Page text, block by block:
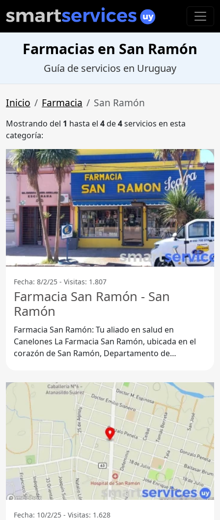
Farmacias en San Ramón
Guía de servicios en Uruguay
Inicio Farmacia San Ramón
Mostrando del 1 hasta el 4de4servicios en esta
categoría:
Fecha: 8/2/25 - Visitas: 1.807
Farmacia San Ramón - San
Ramón
Farmacia San Ramón: Tu aliado en salud en
Canelones La Farmacia San Ramón, ubicada en el
corazón de San Ramón, Departamento de
Fecha: 10/2/25 - Visitas: 1.628